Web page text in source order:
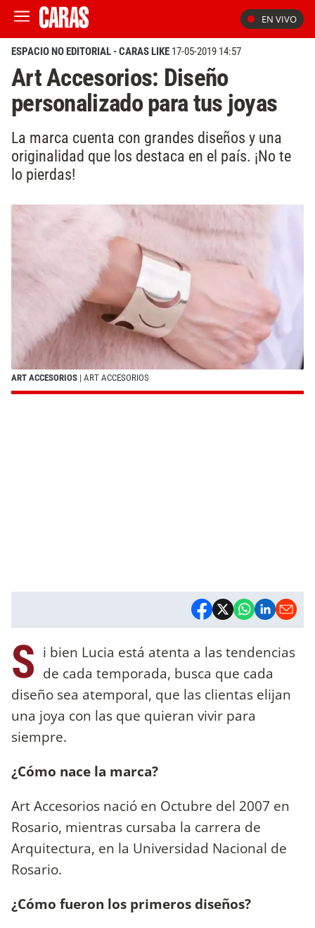
EN VIVO
ESPACIO NO EDITORIAL - CARAS LIKE 17-05-2019 14:57
Art Accesorios: Diseño
personalizado para tus joyas
La marca cuenta con grandes diseños y una
originalidad que los destaca en el país. ¡No te
lo pierdas!
ART ACCESORIOS | ART ACCESORIOS
S i bien Lucia está atenta a las tendencias
de cada temporada, busca que cada
diseño sea atemporal, que las clientas elijan
una joya con las que quieran vivir para
siempre.
¿Cómo nace la marca?
Art Accesorios nació en Octubre del 2007 en
Rosario, mientras cursaba la carrera de
Arquitectura, en la Universidad Nacional de
Rosario.
¿Cómo fueron los primeros diseños?